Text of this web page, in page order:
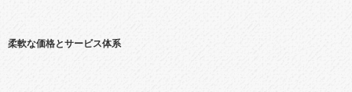
柔軟な価格とサービス体系